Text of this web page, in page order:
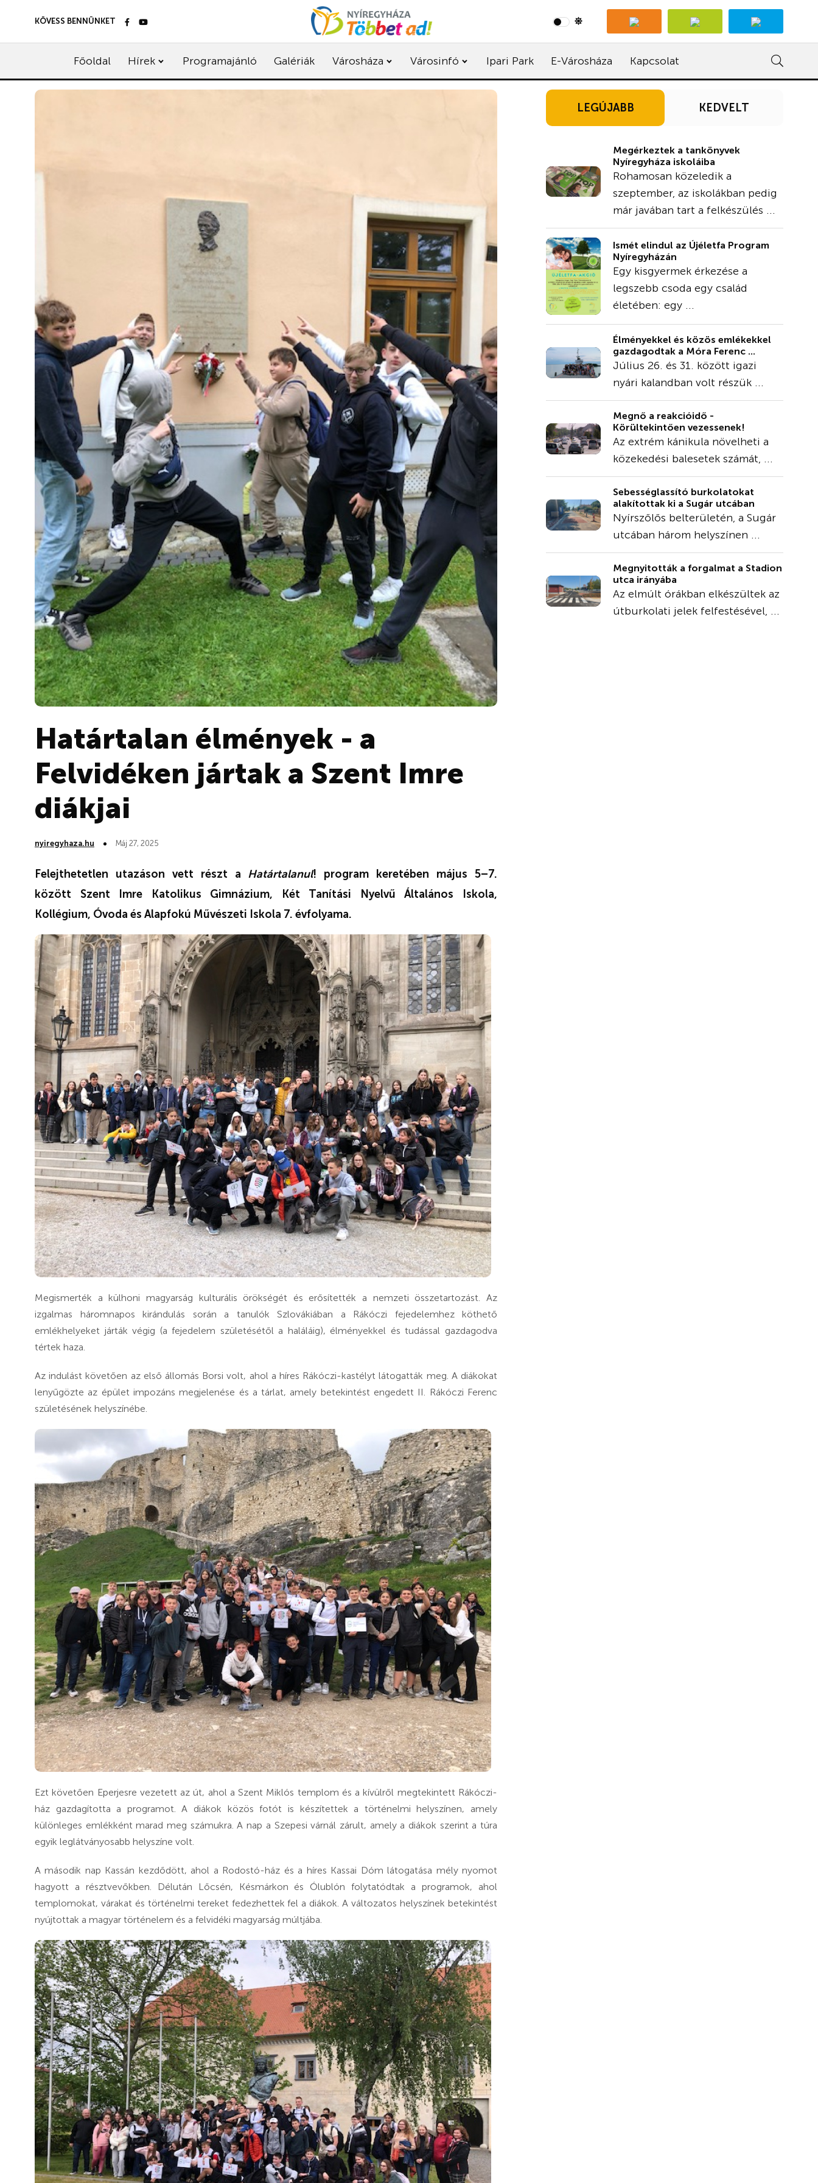
KÖVESS BENNÜNKET
Főoldal Hírek Programajánló Galériák Városháza Városinfó Ipari Park E-Városháza Kapcsolat
Határtalan élmények - a
Felvidéken jártak a Szent Imre
diákjai
nyiregyhaza.hu Máj 27, 2025
Felejthetetlen utazáson vett részt a Határtalanul! program keretében május 5–7.
között Szent Imre Katolikus Gimnázium, Két Tanítási Nyelvű Általános Iskola,
Kollégium, Óvoda és Alapfokú Művészeti Iskola 7. évfolyama.
Megismerték a külhoni magyarság kulturális örökségét és erősítették a nemzeti összetartozást. Az
izgalmas háromnapos kirándulás során a tanulók Szlovákiában a Rákóczi fejedelemhez köthető
emlékhelyeket járták végig (a fejedelem születésétől a haláláig), élményekkel és tudással gazdagodva
tértek haza.
Az indulást követően az első állomás Borsi volt, ahol a híres Rákóczi-kastélyt látogatták meg. A diákokat
lenyűgözte az épület impozáns megjelenése és a tárlat, amely betekintést engedett II. Rákóczi Ferenc
születésének helyszínébe.
Ezt követően Eperjesre vezetett az út, ahol a Szent Miklós templom és a kívülről megtekintett Rákóczi-
ház gazdagította a programot. A diákok közös fotót is készítettek a történelmi helyszínen, amely
különleges emlékként marad meg számukra. A nap a Szepesi várnál zárult, amely a diákok szerint a túra
egyik leglátványosabb helyszíne volt.
A második nap Kassán kezdődött, ahol a Rodostó-ház és a híres Kassai Dóm látogatása mély nyomot
hagyott a résztvevőkben. Délután Lőcsén, Késmárkon és Ólublón folytatódtak a programok, ahol
templomokat, várakat és történelmi tereket fedezhettek fel a diákok. A változatos helyszínek betekintést
nyújtottak a magyar történelem és a felvidéki magyarság múltjába.
LEGÚJABB KEDVELT
Megérkeztek a tankönyvek
Nyíregyháza iskoláiba
Rohamosan közeledik a
szeptember, az iskolákban pedig
már javában tart a felkészülés ...
Ismét elindul az Újéletfa Program
Nyíregyházán
Egy kisgyermek érkezése a
legszebb csoda egy család
életében: egy ...
Élményekkel és közös emlékekkel
gazdagodtak a Móra Ferenc ...
Július 26. és 31. között igazi
nyári kalandban volt részük ...
Megnő a reakcióidő -
Körültekintően vezessenek!
Az extrém kánikula növelheti a
közekedési balesetek számát, ...
Sebességlassító burkolatokat
alakítottak ki a Sugár utcában
Nyírszőlős belterületén, a Sugár
utcában három helyszínen ...
Megnyitották a forgalmat a Stadion
utca irányába
Az elmúlt órákban elkészültek az
útburkolati jelek felfestésével, ...